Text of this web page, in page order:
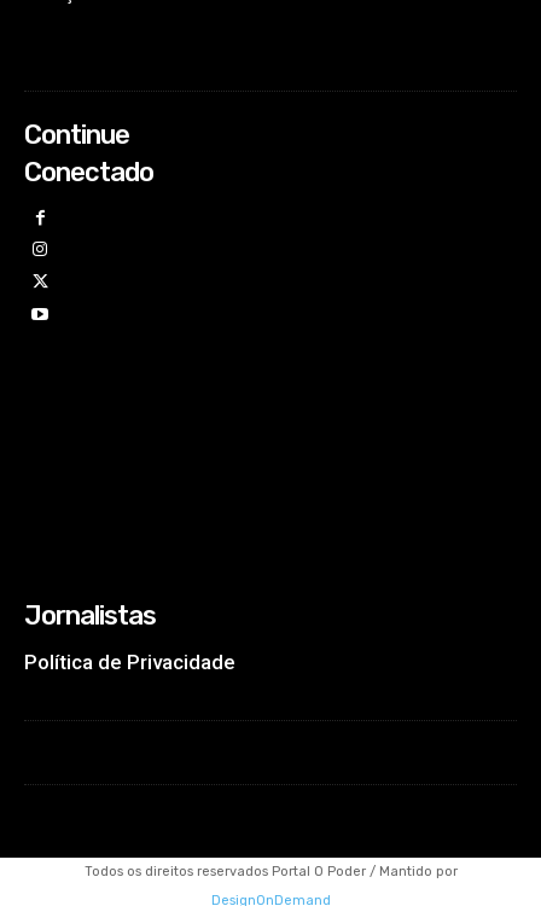
Continue
Conectado
Jornalistas
Política de Privacidade
Todos os direitos reservados Portal O Poder / Mantido por
DesignOnDemand